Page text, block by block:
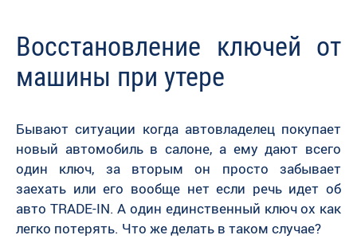
Восстановление ключей от
машины при утере
Бывают ситуации когда автовладелец покупает
новый автомобиль в салоне, а ему дают всего
один ключ, за вторым он просто забывает
заехать или его вообще нет если речь идет об
авто TRADE-IN. А один единственный ключ ох как
легко потерять. Что же делать в таком случае?